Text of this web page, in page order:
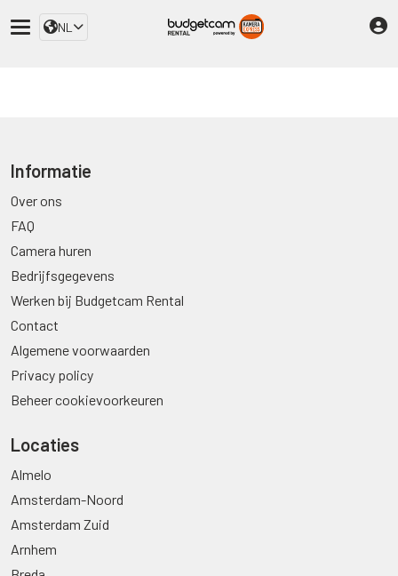
NL
Informatie
Over ons
FAQ
Camera huren
Bedrijfsgegevens
Werken bij Budgetcam Rental
Contact
Algemene voorwaarden
Privacy policy
Beheer cookievoorkeuren
Locaties
Almelo
Amsterdam-Noord
Amsterdam Zuid
Arnhem